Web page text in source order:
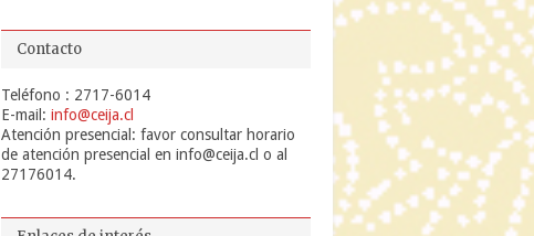
Contacto
Teléfono : 2717-6014
E-mail: info@ceija.cl
Atención presencial: favor consultar horario
de atención presencial en info@ceija.cl o al
27176014.